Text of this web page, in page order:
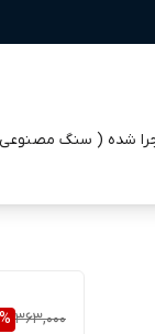
شده ( سنگ
363,000
%